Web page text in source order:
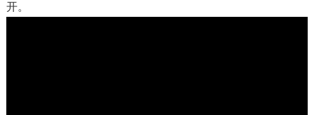
开。